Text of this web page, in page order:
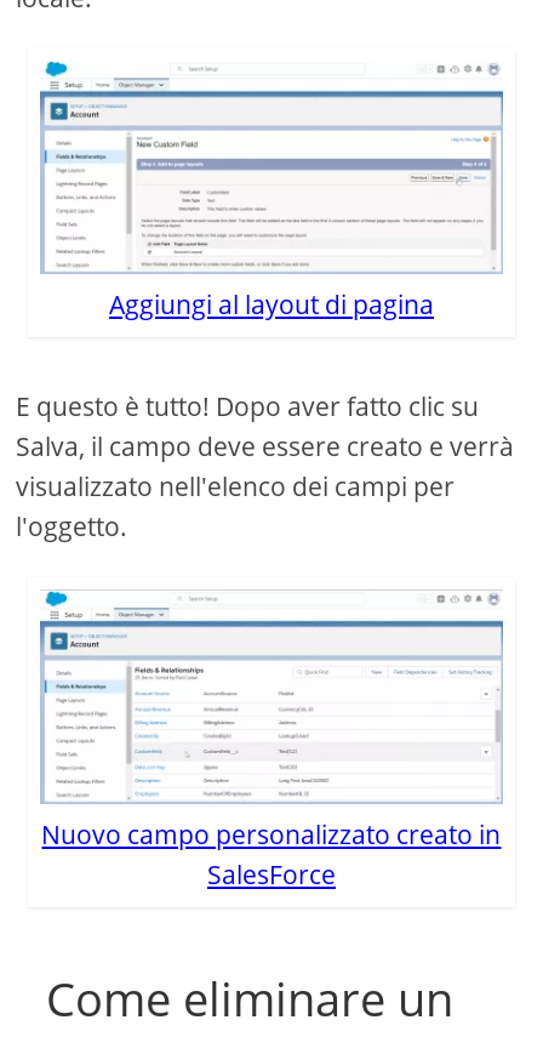
Aggiungi al layout di pagina
E questo è tutto! Dopo aver fatto clic su
Salva, il campo deve essere creato e verrà
visualizzato nell'elenco dei campi per
l'oggetto.
Nuovo campo personalizzato creato in
SalesForce
Come eliminare un